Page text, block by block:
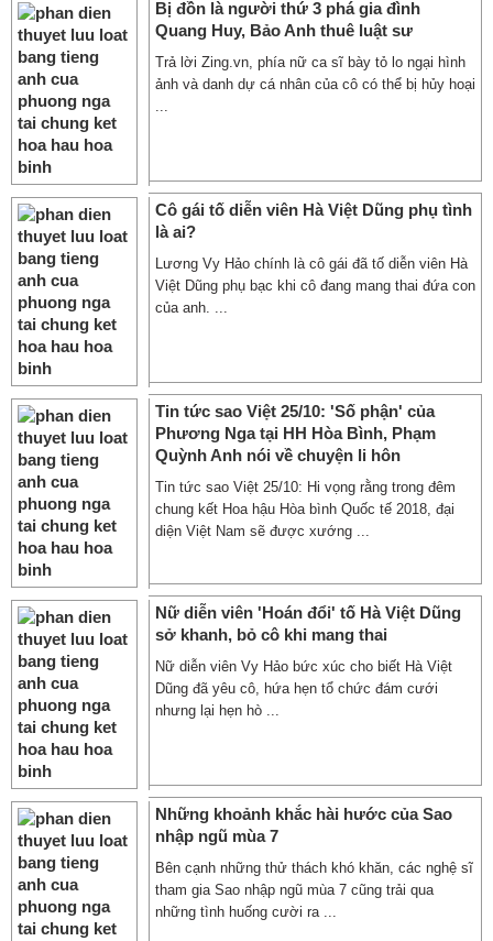
Bị đồn là người thứ 3 phá gia đình
Quang Huy, Bảo Anh thuê luật sư
Trả lời Zing.vn, phía nữ ca sĩ bày tỏ lo ngại hình
ảnh và danh dự cá nhân của cô có thể bị hủy hoại
...
Cô gái tố diễn viên Hà Việt Dũng phụ tình
là ai?
Lương Vy Hảo chính là cô gái đã tố diễn viên Hà
Việt Dũng phụ bạc khi cô đang mang thai đứa con
của anh. ...
Tin tức sao Việt 25/10: 'Số phận' của
Phương Nga tại HH Hòa Bình, Phạm
Quỳnh Anh nói về chuyện li hôn
Tin tức sao Việt 25/10: Hi vọng rằng trong đêm
chung kết Hoa hậu Hòa bình Quốc tế 2018, đại
diện Việt Nam sẽ được xướng ...
Nữ diễn viên 'Hoán đổi' tố Hà Việt Dũng
sở khanh, bỏ cô khi mang thai
Nữ diễn viên Vy Hảo bức xúc cho biết Hà Việt
Dũng đã yêu cô, hứa hẹn tổ chức đám cưới
nhưng lại hẹn hò ...
Những khoảnh khắc hài hước của Sao
nhập ngũ mùa 7
Bên cạnh những thử thách khó khăn, các nghệ sĩ
tham gia Sao nhập ngũ mùa 7 cũng trải qua
những tình huống cười ra ...